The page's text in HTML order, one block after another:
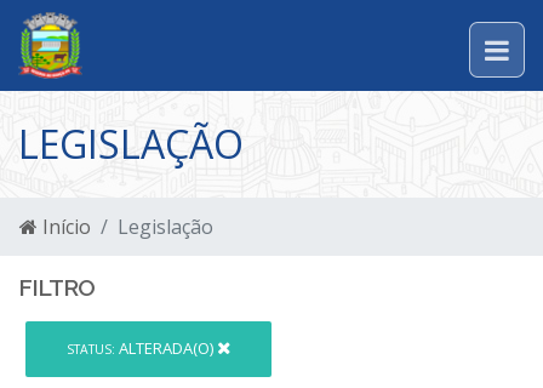
LEGISLAÇÃO
Início Legislação
FILTRO
STATUS: ALTERADA(O)